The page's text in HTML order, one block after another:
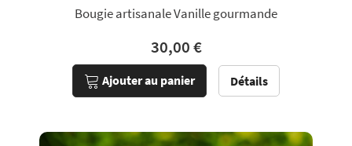
Bougie artisanale Vanille gourmande
30,00 €
Ajouter au panier Détails